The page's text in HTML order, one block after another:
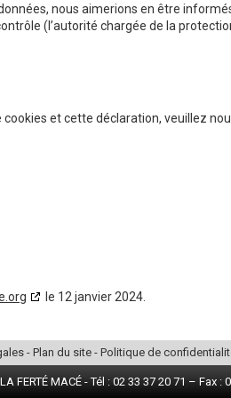
nous aimerions en être
(l’autorité chargée de la
et cette déclaration, veuillez
le 12 janvier 2024.
- Plan du site- Politique de
FERTÉ MACÉ - Tél : 02 33 37 20 71 –